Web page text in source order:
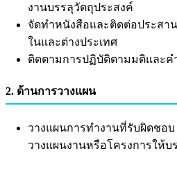
งานบรรลุวัตถุประสงค์
จัดทำหนังสือและติดต่อประสา
ในและต่างประเทศ
ติดตามการปฏิบัติตามมติและค
2. ด้านการวางแผน
วางแผนการทำงานที่รับผิดชอ
วางแผนงานหรือโครงการให้บ